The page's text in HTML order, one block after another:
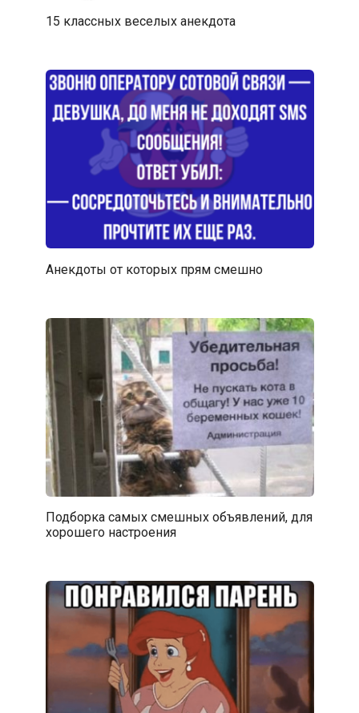
15 классных веселых анекдота
Анекдоты от которых прям смешно
Подборка самых смешных объявлений, для
хорошего настроения